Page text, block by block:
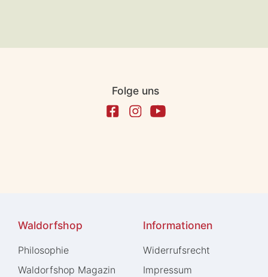
Folge uns
Waldorfshop
Philosophie
Waldorfshop Magazin
Informationen
Widerrufs­recht
Impressum